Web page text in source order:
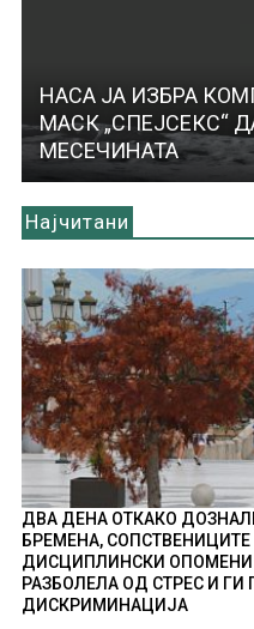
НАСА ЈА ИЗБРА
МАСК „СПЕЈСЕКС“
МЕСЕЧИНАТА
Најчитани
ДВА ДЕНА ОТКАКО
БРЕМЕНА,
ДИСЦИПЛИНСКИ ОПОМЕНИ
РАЗБОЛЕЛА ОД СТРЕС И ГИ
ДИСКРИМИНАЦИЈА